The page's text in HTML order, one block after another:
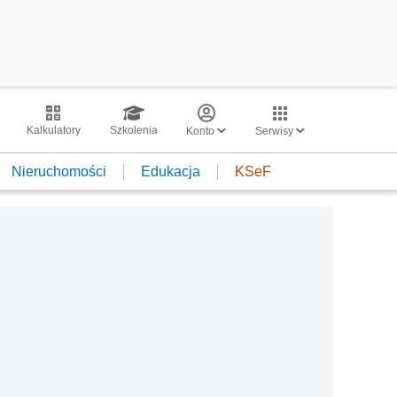
Kalkulatory Szkolenia Konto Serwisy
Nieruchomości Edukacja KSeF